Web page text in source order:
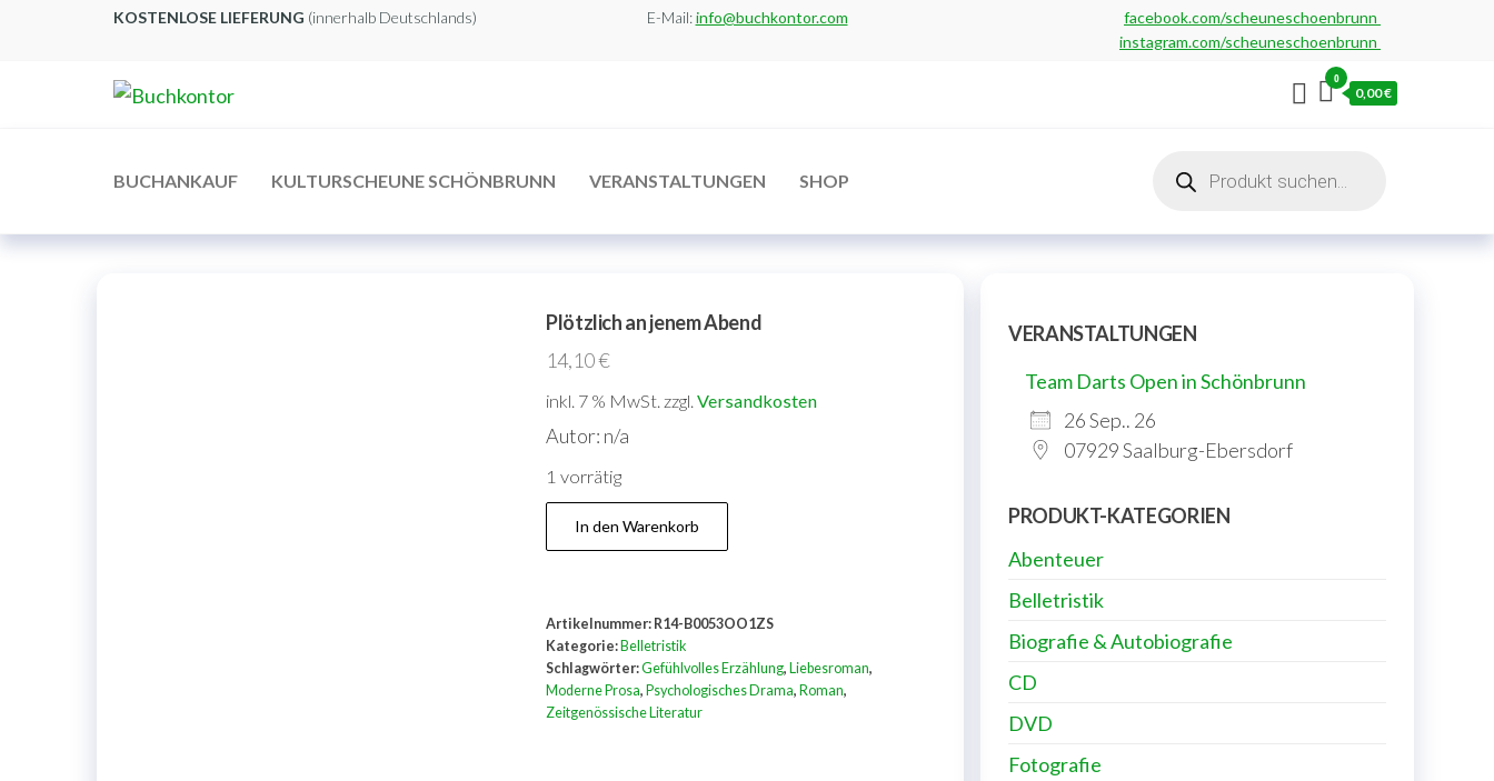
KOSTENLOSE LIEFERUNG (innerhalb Deutschlands) E-Mail:info@buchkontor.com
facebook.com/scheuneschoenbrunn
instagram.com/scheuneschoenbrunn
0
0,00 €
BUCHANKAUF KULTURSCHEUNE SCHÖNBRUNN VERANSTALTUNGEN SHOP
search
Plötzlich an jenem Abend
14,10€
inkl. 7 % MwSt. zzgl. Versandkosten
Autor: n/a
1 vorrätig
Plötzlich
an
Menge
In den Warenkorb
Artikelnummer: R14-B0053OO1ZS
Kategorie: Belletristik
Schlagwörter:Gefühlvolles Erzählung, Liebesroman,
Moderne Prosa, Psychologisches Drama, Roman,
Zeitgenössische Literatur
VERANSTALTUNGEN
Team Darts Open in Schönbrunn
26 Sep.. 26
07929 Saalburg-Ebersdorf
PRODUKT-KATEGORIEN
Abenteuer
Belletristik
Biografie & Autobiografie
CD
DVD
Fotografie